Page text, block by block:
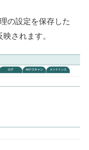
の設定を保存した
されます。